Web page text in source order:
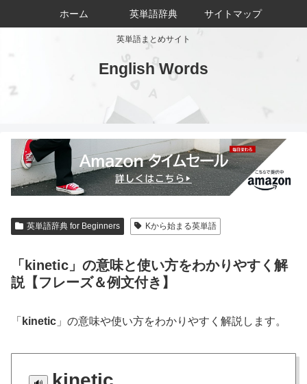
英単語まとめサイト
English Words
ホーム 英単語辞典 サイトマップ
英単語辞典 for Beginners Kから始まる英単語
「kinetic」の意味と使い方をわかりやすく解
説【フレーズ＆例文付き】
「 kinetic 」の意味や使い方をわかりやすく解説します。